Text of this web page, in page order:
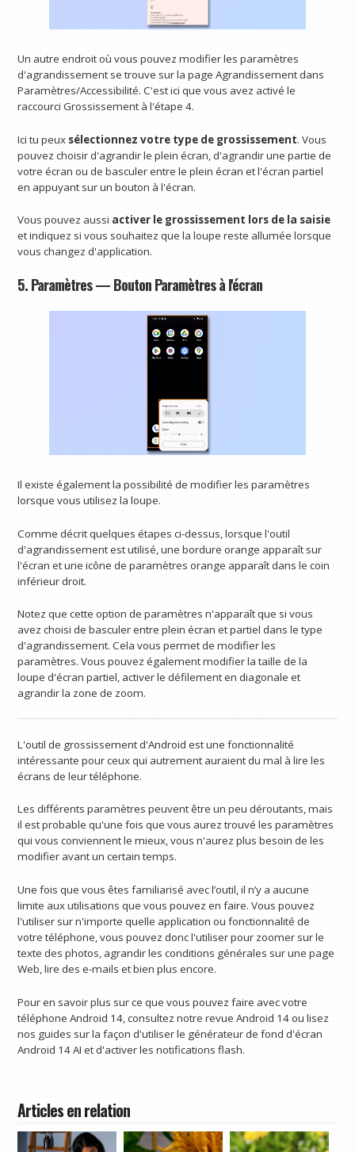
Un autre endroit où vous pouvez modifier les paramètres
d'agrandissement se trouve sur la page Agrandissement dans
Paramètres/Accessibilité. C'est ici que vous avez activé le
raccourci Grossissement à l'étape 4.
Ici tu peux sélectionnez votre type de grossissement. Vous
pouvez choisir d'agrandir le plein écran, d'agrandir une partie de
votre écran ou de basculer entre le plein écran et l'écran partiel
en appuyant sur un bouton à l'écran.
Vous pouvez aussi activer le grossissement lors de la saisie
et indiquez si vous souhaitez que la loupe reste allumée lorsque
vous changez d'application.
5. Paramètres — Bouton Paramètres à l'écran
Il existe également la possibilité de modifier les paramètres
lorsque vous utilisez la loupe.
Comme décrit quelques étapes ci-dessus, lorsque l'outil
d'agrandissement est utilisé, une bordure orange apparaît sur
l'écran et une icône de paramètres orange apparaît dans le coin
inférieur droit.
Notez que cette option de paramètres n'apparaît que si vous
avez choisi de basculer entre plein écran et partiel dans le type
d'agrandissement. Cela vous permet de modifier les
paramètres. Vous pouvez également modifier la taille de la
loupe d'écran partiel, activer le défilement en diagonale et
agrandir la zone de zoom.
L'outil de grossissement d'Android est une fonctionnalité
intéressante pour ceux qui autrement auraient du mal à lire les
écrans de leur téléphone.
Les différents paramètres peuvent être un peu déroutants, mais
il est probable qu'une fois que vous aurez trouvé les paramètres
qui vous conviennent le mieux, vous n'aurez plus besoin de les
modifier avant un certain temps.
Une fois que vous êtes familiarisé avec l’outil, il n’y a aucune
limite aux utilisations que vous pouvez en faire. Vous pouvez
l'utiliser sur n'importe quelle application ou fonctionnalité de
votre téléphone, vous pouvez donc l'utiliser pour zoomer sur le
texte des photos, agrandir les conditions générales sur une page
Web, lire des e-mails et bien plus encore.
Pour en savoir plus sur ce que vous pouvez faire avec votre
téléphone Android 14, consultez notre revue Android 14 ou lisez
nos guides sur la façon d'utiliser le générateur de fond d'écran
Android 14 AI et d'activer les notifications flash.
Articles en relation